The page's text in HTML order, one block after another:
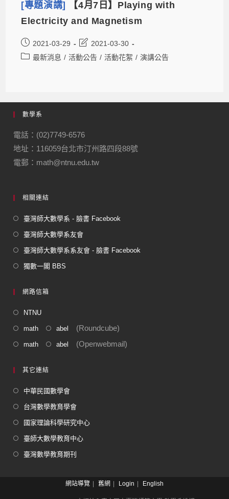
[專題演講]
【4月7日】Playing with
Electricity and Magnetism
2021-03-29
2021-03-30
最新消息 / 活動公告 / 活動花絮 / 演講公告
數學系
電話：(02)7749-6576
地址：116059台北市汀州路四段88號
電郵：math@ntnu.edu.tw
相關連結
臺灣師大數學系 - 臉書 Facebook
臺灣師大數學系友會
臺灣師大數學系系友會 - 臉書 Facebook
獨數一閣 BBS
網路信箱
NTNU
math abel (Roundcube)
math abel (Openwebmail)
其它連結
中華民國數學會
台灣數學教育學會
國家理論科學研究中心
臺師大數學教育中心
臺灣數學教育期刊
網站導覽 舊網 Login English